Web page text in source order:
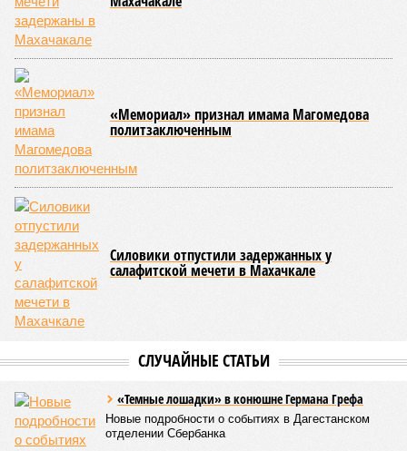
«Мемориал» признал имама Магомедова
политзаключенным
Силовики отпустили задержанных у
салафитской мечети в Махачкале
СЛУЧАЙНЫЕ СТАТЬИ
«Темные лошадки» в конюшне Германа Грефа
Новые подробности о событиях в Дагестанском
отделении Сбербанка